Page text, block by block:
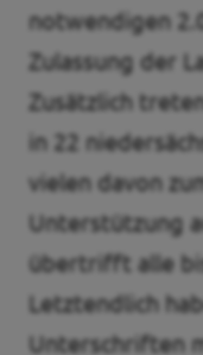
notwendigen
Zulassung der
Zusätzlich
in 22
vielen davon
Unterstützung
übertrifft alle
Letztendlich
Unterschriften